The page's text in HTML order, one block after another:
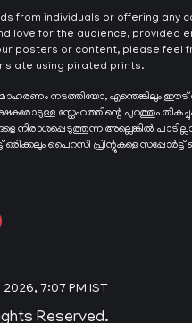
from individuals or offering any
love for the audience, provided
posters or content, please feel
using pirated prints.
നടത്തിയോ, എന്തെങ്കിലും
സ്നേഹത്തിന്റെ പുറത്തും
നിരാശപ്പെടുത്തുന്ന അല്ലെങ്കിൽ
പൈറസി പ്രിന്റുകളെ സപ്പോർട്ട്
7:07 PM IST
Reserved.